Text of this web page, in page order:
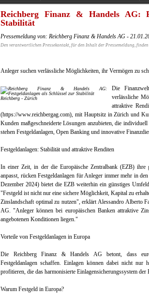
Reichberg Finanz & Handels AG:
Stabilität
Pressemeldung von: Reichberg Finanz & Handels AG -
Den verantwortlichen Pressekontakt, für den Inhalt der Pressemeldung,
Anleger suchen verlässliche Möglichkeiten, ihr Vermögen zu
Reichberg - Zürich
Die
verlässliche
attraktive
(https://www.reichbergag.com), mit Hauptsitz in Zürich und
Kunden maßgeschneiderte Lösungen anzubieten, die
stehen Festgeldanlagen, Open Banking und innovative
Festgeldanlagen: Stabilität und attraktive Renditen
In einer Zeit, in der die Europäische Zentralbank (EZB) ihre
anpasst, rücken Festgeldanlagen für Anleger immer mehr in
Dezember 2024) bietet die EZB weiterhin ein günstiges
"Festgeld ist nicht nur eine sichere Möglichkeit, Kapital zu
Zinslandschaft optimal zu nutzen", erklärt Alessandro Alberto
AG. "Anleger können bei europäischen Banken attraktive
angebotenen Konditionen liegen."
Vorteile von Festgeldanlagen in Europa
Die Reichberg Finanz & Handels AG betont, dass
Festgeldanlagen schaffen. Einlagen können dabei nicht
profitieren, die das harmonisierte Einlagensicherungssystem der
Warum Festgeld in Europa?